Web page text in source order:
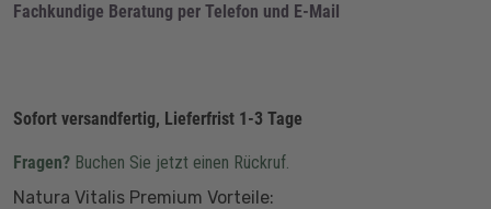
Fachkundige Beratung per Telefon und E-Mail
Sofort versandfertig, Lieferfrist 1-3 Tage
Fragen? Buchen Sie jetzt einen Rückruf.
Natura Vitalis Premium Vorteile: